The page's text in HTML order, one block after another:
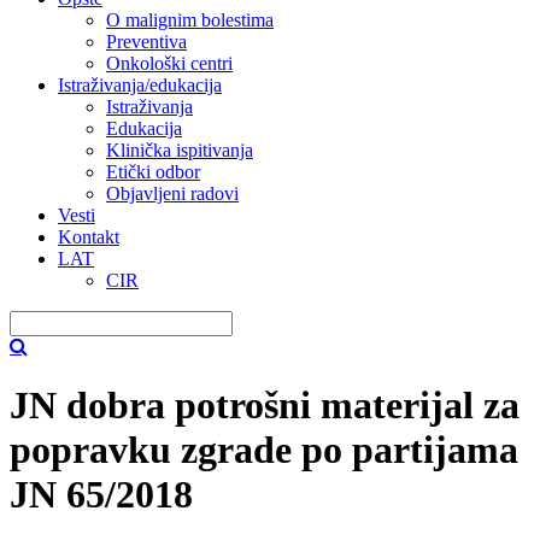
O malignim bolestima
Preventiva
Onkološki centri
Istraživanja/edukacija
Istraživanja
Edukacija
Klinička ispitivanja
Etički odbor
Objavljeni radovi
Vesti
Kontakt
LAT
CIR
JN dobra potrošni materijal za
popravku zgrade po partijama
JN 65/2018